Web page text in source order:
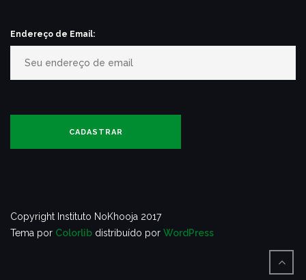
Endereço de Email:
Copyright Instituto NoKhooja 2017
Tema por Colorlib distribuído por WordPress